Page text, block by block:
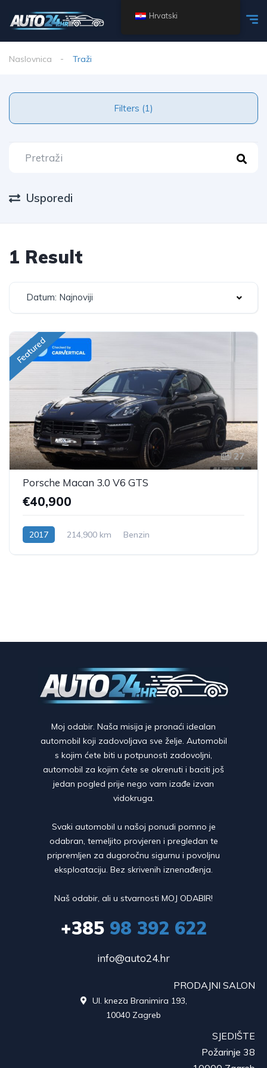
Naslovnica Traži
Filters (1)
Usporedi
1 Result
Datum: Najnoviji
Featured
27
Porsche Macan 3.0 V6 GTS
€40,900
2017 214,900 km Benzin
Moj odabir. Naša misija je pronaći idealan
automobil koji zadovoljava sve želje. Automobil
s kojim ćete biti u potpunosti zadovoljni,
automobil za kojim ćete se okrenuti i baciti još
jedan pogled prije nego vam izađe izvan
vidokruga.
Svaki automobil u našoj ponudi pomno je
odabran, temeljito provjeren i pregledan te
pripremljen za dugoročnu sigurnu i povoljnu
eksploataciju. Bez skrivenih iznenađenja.
Naš odabir, ali u stvarnosti MOJ ODABIR!
+38598 392 622
info@auto24.hr
PRODAJNI SALON
Ul. kneza Branimira 193,
10040 Zagreb
SJEDIŠTE
Požarinje 38
Hrvatski